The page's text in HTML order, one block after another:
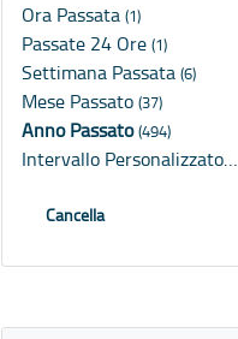
Ora Passata (1)
Passate 24 Ore (1)
Settimana Passata (6)
Mese Passato (37)
Anno Passato(494)
Intervallo Personalizzato…
Cancella